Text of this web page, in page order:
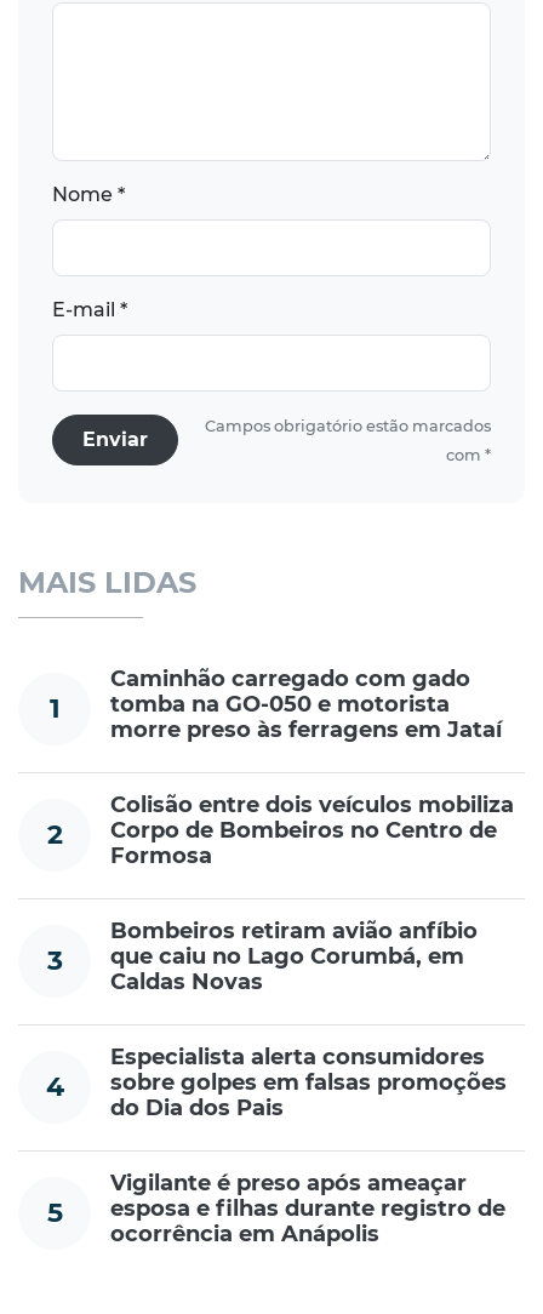
Nome *
E-mail *
Enviar
Campos obrigatório estão marcados
com *
MAIS LIDAS
1
Caminhão carregado com gado
tomba na GO-050 e motorista
morre preso às ferragens em Jataí
2
Colisão entre dois veículos mobiliza
Corpo de Bombeiros no Centro de
Formosa
3
Bombeiros retiram avião anfíbio
que caiu no Lago Corumbá, em
Caldas Novas
4
Especialista alerta consumidores
sobre golpes em falsas promoções
do Dia dos Pais
5
Vigilante é preso após ameaçar
esposa e filhas durante registro de
ocorrência em Anápolis